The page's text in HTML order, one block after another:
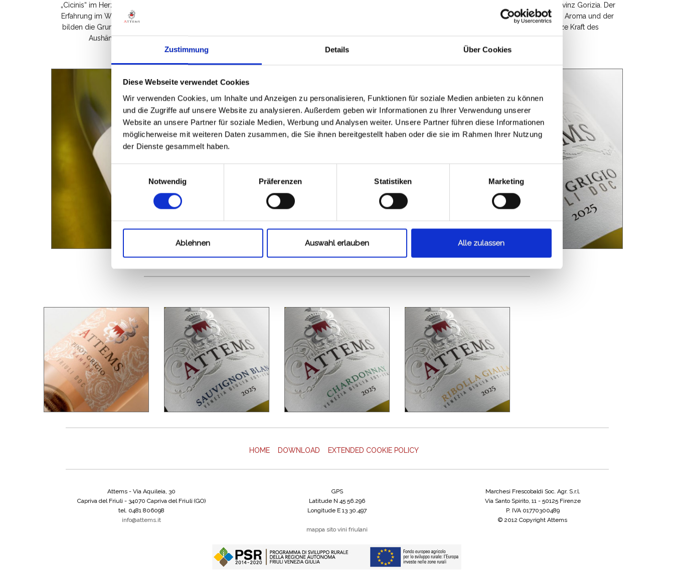
Zustimmung Details Über Cookies
Diese Webseite verwendet Cookies
Wir verwenden Cookies, um Inhalte und Anzeigen zu personalisieren, Funktionen für soziale Medien anbieten zu können
und die Zugriffe auf unsere Website zu analysieren. Außerdem geben wir Informationen zu Ihrer Verwendung unserer
Website an unsere Partner für soziale Medien, Werbung und Analysen weiter. Unsere Partner führen diese Informationen
möglicherweise mit weiteren Daten zusammen, die Sie ihnen bereitgestellt haben oder die sie im Rahmen Ihrer Nutzung
der Dienste gesammelt haben.
Notwendig
Präferenzen Statistiken Marketing
Ablehnen Auswahl erlauben Alle zulassen
„Cicinis“ im Herzen des Collio. Jahrhundertelange
Erfahrung im Weinbau und eine sorgfältige Pflege
bilden die Grundlage für den Wein „Cicinis“, dem
Aushängeschild von Gut Attems.
Ebene und an den Hängen der Provinz Gorizia. Der
Pinot Grigio hat ein sehr fruchtiges Aroma und der
Geschmack verstärkt die ganze Kraft des
Herkunftslandes.
HOME DOWNLOAD EXTENDED COOKIE POLICY
Attems - Via Aquileia, 30
Capriva del Friuli - 34070 Capriva del Friuli (GO)
tel. 0481 806098
info@attems.it
GPS
Latitude N 45 56.296
Longitude E 13 30.497
mappa sito vini friulani
Marchesi Frescobaldi Soc. Agr. S.r.l.
Via Santo Spirito, 11 - 50125 Firenze
P. IVA 01770300489
© 2012 Copyright Attems